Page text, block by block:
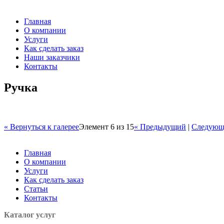
Главная
О компании
Услуги
Как сделать заказ
Наши заказчики
Контакты
Ручка
« Вернуться к галерееЭлемент 6 из 15« Предыдущий |
Главная
О компании
Услуги
Как сделать заказ
Статьи
Контакты
Каталог услуг